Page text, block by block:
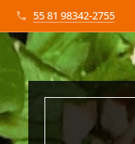
55 81 98342-2755